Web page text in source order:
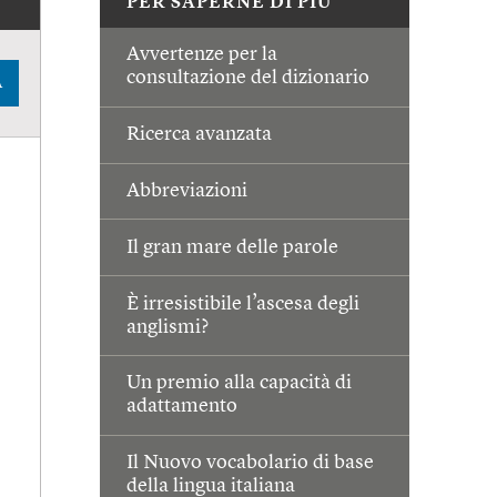
Avvertenze per la
consultazione del dizionario
Ricerca avanzata
Abbreviazioni
Il gran mare delle parole
È irresistibile l’ascesa degli
anglismi?
Un premio alla capacità di
adattamento
Il Nuovo vocabolario di base
della lingua italiana